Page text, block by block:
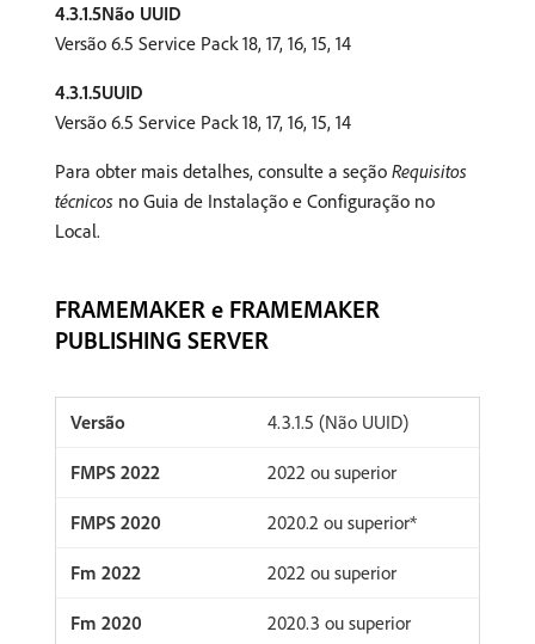
4.3.1.5Não UUID
Versão 6.5 Service Pack 18, 17, 16, 15, 14
4.3.1.5UUID
Versão 6.5 Service Pack 18, 17, 16, 15, 14
Para obter mais detalhes, consulte a seção Requisitos
técnicos no Guia de Instalação e Configuração no
Local.
FRAMEMAKER e FRAMEMAKER
PUBLISHING SERVER
4.3.1.5 (Não UUID)
2022 ou superior
2020.2 ou superior*
2022 ou superior
2020.3 ou superior